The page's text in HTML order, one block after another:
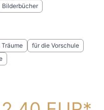
Bilderbücher
für die Vorschule